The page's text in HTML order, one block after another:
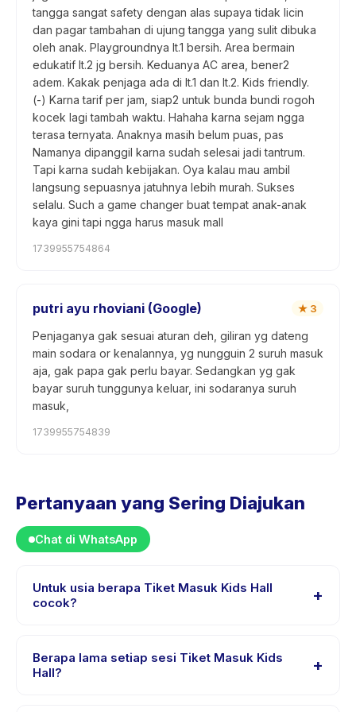
tangga sangat safety dengan alas supaya tidak licin
dan pagar tambahan di ujung tangga yang sulit dibuka
oleh anak. Playgroundnya lt.1 bersih. Area bermain
edukatif lt.2 jg bersih. Keduanya AC area, bener2
adem. Kakak penjaga ada di lt.1 dan lt.2. Kids friendly.
(-) Karna tarif per jam, siap2 untuk bunda bundi rogoh
kocek lagi tambah waktu. Hahaha karna sejam ngga
terasa ternyata. Anaknya masih belum puas, pas
Namanya dipanggil karna sudah selesai jadi tantrum.
Tapi karna sudah kebijakan. Oya kalau mau ambil
langsung sepuasnya jatuhnya lebih murah. Sukses
selalu. Such a game changer buat tempat anak-anak
kaya gini tapi ngga harus masuk mall
1739955754864
putri ayu rhoviani (Google) ★ 3
Penjaganya gak sesuai aturan deh, giliran yg dateng
main sodara or kenalannya, yg nungguin 2 suruh masuk
aja, gak papa gak perlu bayar. Sedangkan yg gak
bayar suruh tunggunya keluar, ini sodaranya suruh
masuk,
1739955754839
Pertanyaan yang Sering Diajukan
Chat di WhatsApp
Untuk usia berapa Tiket Masuk Kids Hall
cocok?
+
sampai 15 tahun. Instruktur menyesuaikan program
untuk berbagai tingkat kemampuan dalam rentang usia
Berapa lama setiap sesi Tiket Masuk Kids
Hall?
+